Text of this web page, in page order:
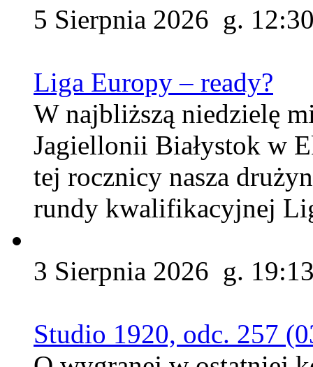
5 Sierpnia 2026 g.
Liga Europy – ready?
W najbliższą niedzielę
Jagiellonii Białystok w
tej rocznicy nasza
rundy kwalifikacyjnej
3 Sierpnia 2026 g.
Studio 1920, odc. 257